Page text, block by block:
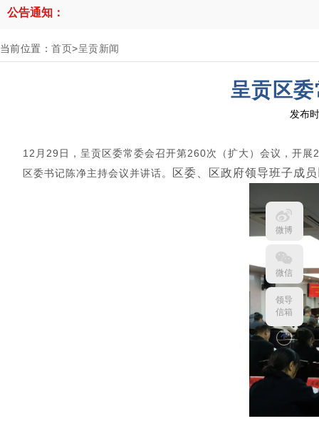
公告通知：
微博
微信
领导
信箱
当前位置：首页>呈贡新闻
呈贡区
发布
12月29日，呈贡区委常委会召开第260次（扩大）会议，开
区委书记陈净主持会议并讲话。
区委、区政府领导班子成